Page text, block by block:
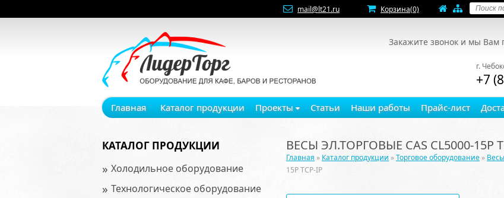
mail@lt21.ru Корзина(0)
Закажите звонок и мы Вам
г.
+7
Главная Каталог продукции Проекты Статьи Наши работы Прайс-лист
КАТАЛОГ ПРОДУКЦИИ
» Холодильное оборудование
» Технологическое оборудование
ВЕСЫ ЭЛ.ТОРГОВЫЕ CAS CL5000-15P
Главная » Каталог продукции »Торговое оборудование» Весы
15P TCP-IP